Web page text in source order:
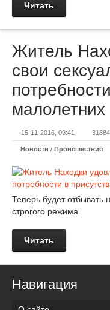
Читать
Житель
свои
малолетних
15-11-2016, 09:41 31884
Новости / Происшествия
Теперь будет отбывать
строгого режима
Читать
Навигация